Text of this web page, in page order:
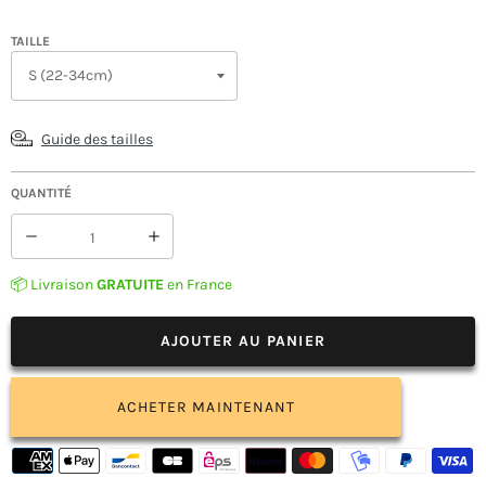
UNITAIRE
LEOPARD
TAILLE
Guide des tailles
QUANTITÉ
Réduire
la
quantité
Casquette
pour
Chien
Augmenter
la
quantité
Casquette
Léopard
pour
Chien
📦 LivraisonGRATUITEen France
AJOUTER AU PANIER
ACHETER MAINTENANT